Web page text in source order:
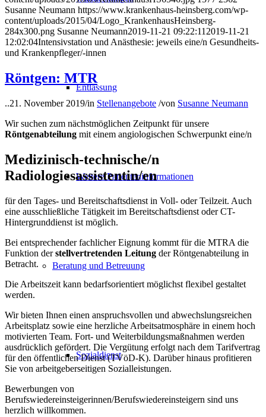
Entlassung
Weitere Patienteninformationen
Beratung und Betreuung
Sozialdienst
Susanne Neumann https://www.krankenhaus-heinsberg.com/wp-
content/uploads/2015/04/Logo_KrankenhausHeinsberg-
284x300.png Susanne Neumann2019-11-21 09:22:11 2019-11-21
12:02:04Intensivstation und Anästhesie: jeweils eine/n Gesundheits-
und Krankenpfleger/-innen
Röntgen: MTR
..21. November 2019/in Stellenangebote /von Susanne Neumann
Wir suchen zum nächstmöglichen Zeitpunkt für unsere
Röntgenabteilung mit einem angiologischen Schwerpunkt eine/n
Medizinisch-technische/n
Radiologiesassistentin/en
für den Tages- und Bereitschaftsdienst in Voll- oder Teilzeit. Auch
eine ausschließliche Tätigkeit im Bereitschaftsdienst oder CT-
Hintergrunddienst ist möglich.
Bei entsprechender fachlicher Eignung kommt für die MTRA die
Funktion derstellvertretenden Leitung der Röntgenabteilung in
Betracht.
Die Arbeitszeit kann bedarfsorientiert möglichst flexibel gestaltet
werden.
Wir bieten Ihnen einen anspruchsvollen und abwechslungsreichen
Arbeitsplatz sowie eine herzliche Arbeitsatmosphäre in einem hoch
motivierten Team. Fort- und Weiterbildungsmaßnahmen werden
ausdrücklich gefördert. Die Vergütung erfolgt nach dem Tarifvertrag
für den öffentlichen Dienst (TVöD-K). Darüber hinaus profitieren
Sie von arbeitgeberseitigen Sozialleistungen.
Bewerbungen von
Berufswiedereinsteigerinnen/Berufswiedereinsteigern sind uns
herzlich willkommen.